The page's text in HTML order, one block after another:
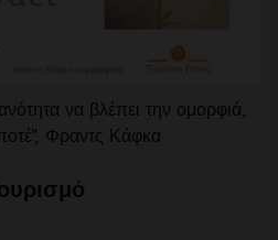
να βλέπει την ομορφιά,
Φραντς Κάφκα